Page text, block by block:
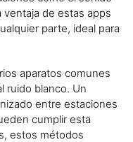
ventaja de estas apps
parte, ideal para
aparatos comunes
ruido blanco. Un
entre estaciones
cumplir esta
estos métodos